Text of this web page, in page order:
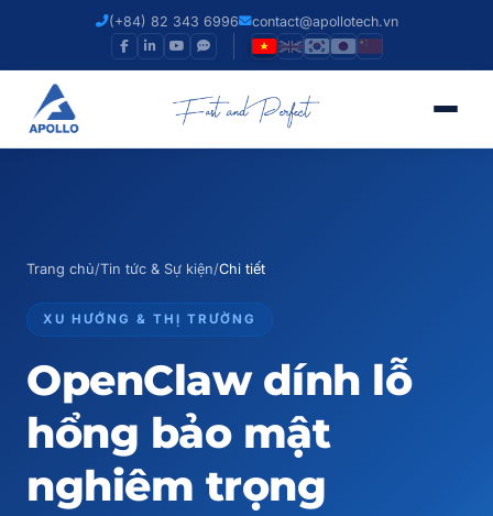
(+84) 82 343 6996 contact@apollotech.vn
Trang chủ/Tin tức & Sự kiện/Chi tiết
XU HƯỚNG & THỊ TRƯỜNG
OpenClaw dính lỗ
hổng bảo mật
nghiêm trọng